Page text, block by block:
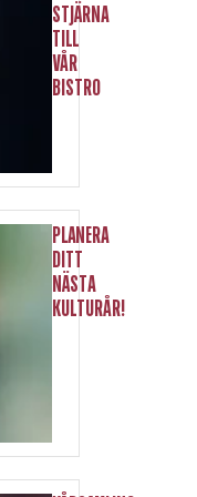
STJÄRNA
TILL
VÅR
BISTRO
PLANERA
DITT
NÄSTA
KULTURÅR!